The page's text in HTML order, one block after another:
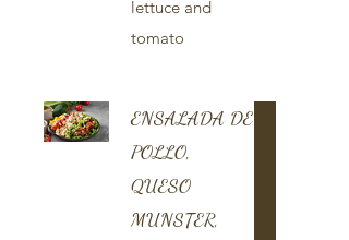
lettuce and
tomato
ENSALADA DE
POLLO,
QUESO
MUNSTER,